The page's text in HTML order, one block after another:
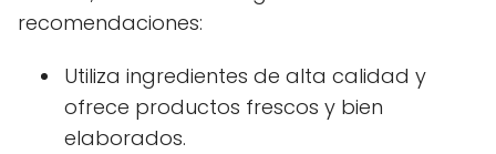
recomendaciones:
Utiliza ingredientes de alta calidad y
ofrece productos frescos y bien
elaborados.